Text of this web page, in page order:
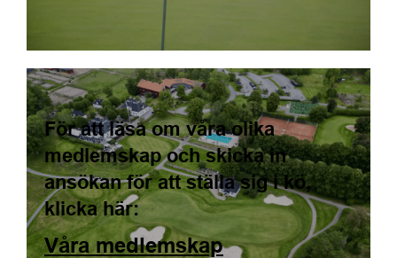
För att läsa om våra olika
medlemskap och skicka in
ansökan för att ställa sig i kö,
klicka här:
Våra medlemskap